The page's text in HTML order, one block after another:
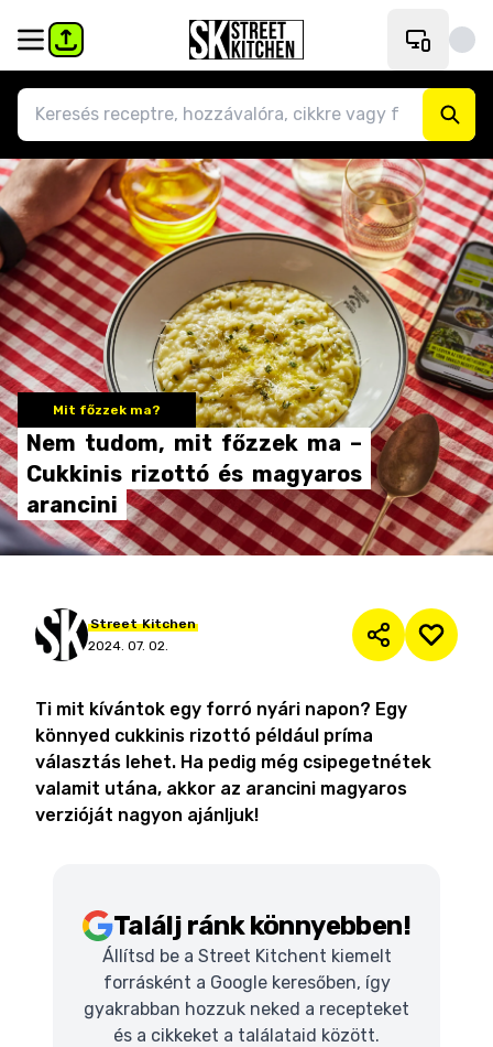
Mit főzzek ma?
Nem tudom, mit főzzek ma –
Cukkinis rizottó és magyaros
arancini
Street Kitchen
2024. 07. 02.
Ti mit kívántok egy forró nyári napon? Egy
könnyed cukkinis rizottó például príma
választás lehet. Ha pedig még csipegetnétek
valamit utána, akkor az arancini magyaros
verzióját nagyon ajánljuk!
Találj ránk könnyebben!
Állítsd be a Street Kitchent kiemelt
forrásként a Google keresőben, így
gyakrabban hozzuk neked a recepteket
és a cikkeket a találataid között.